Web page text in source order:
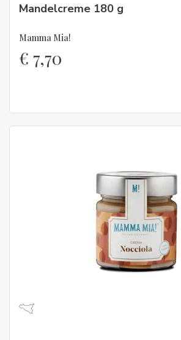
Mandelcreme 180 g
Mamma Mia!
€ 7,70